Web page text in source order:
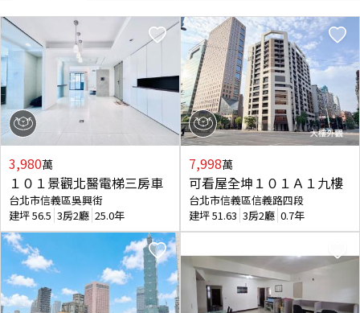
3,980萬
１０１景觀北醫電梯三房車
台北市信義區吳興街
建坪56.5 3房2廳 25.0年
7,998萬
可看屋全坤１０１Ａ１九樓
台北市信義區信義路四段
建坪51.63 3房2廳 0.7年